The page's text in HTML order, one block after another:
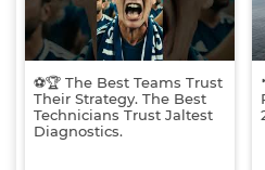
⚽🏆 The Best Teams Trust
Their Strategy. The Best
Technicians Trust Jaltest
Diagnostics.